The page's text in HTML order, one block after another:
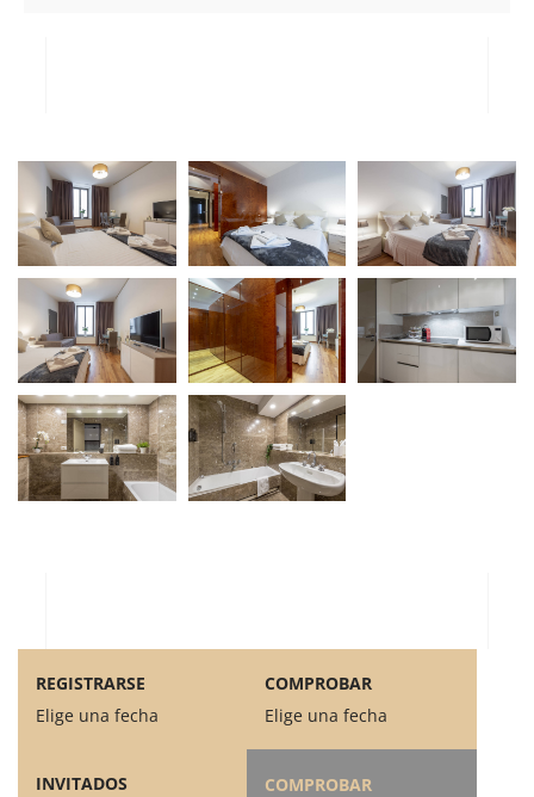
REGISTRARSE
Elige una fecha
COMPROBAR
Elige una fecha
INVITADOS
COMPROBAR